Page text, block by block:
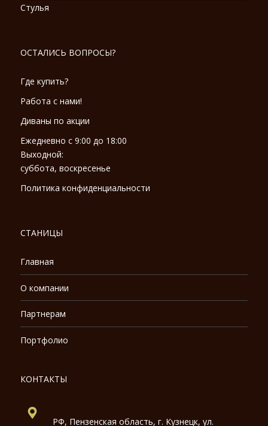
Стулья
ОСТАЛИСЬ ВОПРОСЫ?
Где купить?
Работа с нами!
Диваны по акции
Ежедневно с 9:00 до 18:00
Выходной:
суббота, воскресенье
Политика конфиденциальности
СТАНИЦЫ
Главная
О компании
Партнерам
Портфолио
КОНТАКТЫ
РФ, Пензенская область, г. Кузнецк, ул.